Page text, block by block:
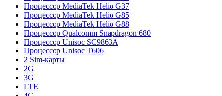
Процессор MediaTek Helio G37
Процессор MediaTek Helio G85
Процессор MediaTek Helio G88
Процессор Qualcomm Snapdragon 680
Процессор Unisoc SC9863A
Процессор Unisoc T606
2 Sim-карты
2G
3G
LTE